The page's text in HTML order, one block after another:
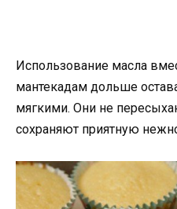
Использование масла
мантекадам дольше
мягкими. Они не
сохраняют приятную